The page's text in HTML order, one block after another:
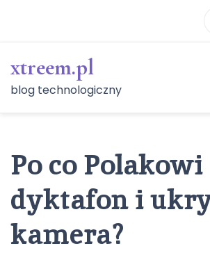
content
xtreem.pl
blog technologiczny
Po co Polakowi
dyktafon i
kamera?